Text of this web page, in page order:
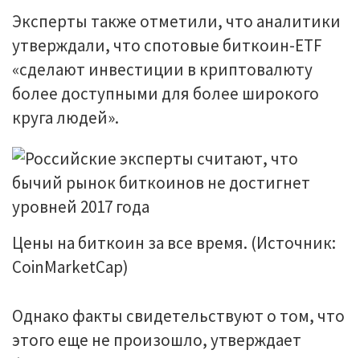
Эксперты также отметили, что аналитики
утверждали, что спотовые биткоин-ETF
«сделают инвестиции в криптовалюту
более доступными для более широкого
круга людей».
Цены на биткоин за все время. (Источник:
CoinMarketCap)
Однако факты свидетельствуют о том, что
этого еще не произошло, утверждает